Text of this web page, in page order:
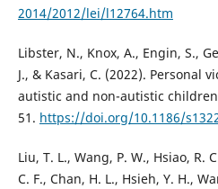
2014/2012/lei/l12764.htm
Libster, N., Knox, A., Engin, S.,
J., & Kasari, C. (2022). Personal
autistic and non-autistic
51. https://doi.org/10.1186/
Liu, T. L., Wang, P. W., Hsiao, R.
C. F., Chan, H. L., Hsieh, Y. H.,